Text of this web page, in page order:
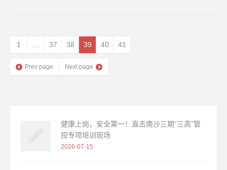
1 … 37 38 39 40 41
Prev page Next page
健康上岗，安全第一！直击南沙三期“三高”管
控专项培训现场
2026-07-15